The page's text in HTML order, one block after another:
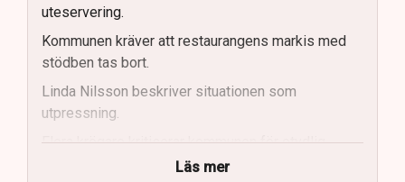
uteservering.
Kommunen kräver att restaurangens markis med
stödben tas bort.
Linda Nilsson beskriver situationen som
utpressning.
Flera krögare kritiserar kommunen för otydlig
Läs mer